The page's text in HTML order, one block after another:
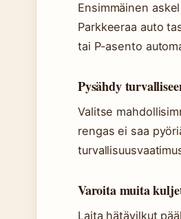
Ensimmäinen
Parkkeeraa auto
tai P-asento
Pysähdy
Valitse
rengas ei saa
Varoita muita
Laita hätävilkut